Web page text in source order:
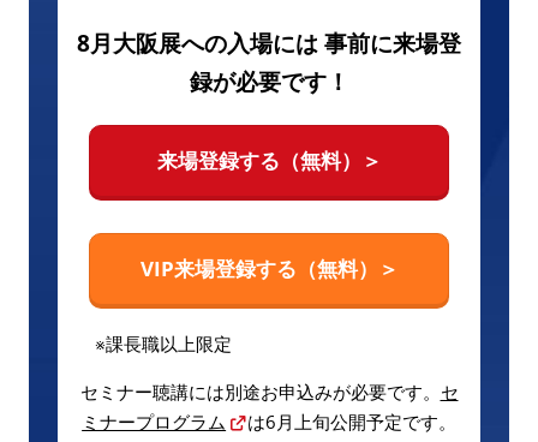
8月大阪展への入場には 事前に来場登
録が必要です！
来場登録する（無料）＞
VIP来場登録する（無料）＞
※課長職以上限定
セミナー聴講には別途お申込みが必要です。 セ
ミナープログラム
は6月上旬公開予定です。